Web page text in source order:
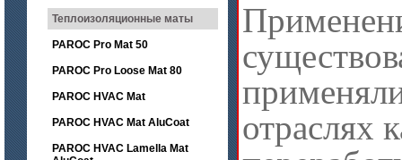
Теплоизоляционные маты
PAROC Pro Mat 50
PAROC Pro Loose Mat 80
PAROC HVAC Mat
PAROC HVAC Mat AluCoat
PAROC HVAC Lamella Mat
отраслях